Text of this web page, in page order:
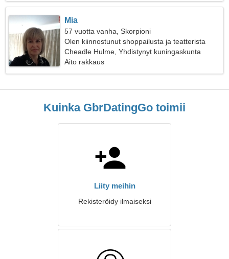
Mia
57 vuotta vanha, Skorpioni
Olen kiinnostunut shoppailusta ja teatterista
Cheadle Hulme, Yhdistynyt kuningaskunta
Aito rakkaus
Kuinka GbrDatingGo toimii
Liity meihin
Rekisteröidy ilmaiseksi